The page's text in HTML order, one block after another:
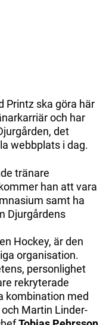
Printz ska göra här
och har
det
webbplats i dag.
tränare
han att vara
samt ha
Djurgårdens
Hockey, är den
organisation.
personlighet
rekryterade
kombination med
Martin Linder-